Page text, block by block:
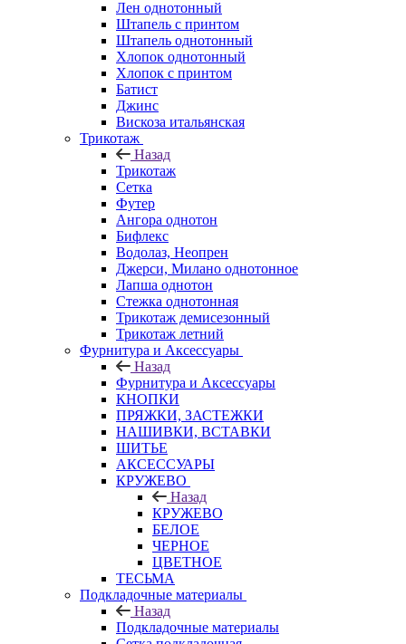
Лен однотонный
Штапель с принтом
Штапель однотонный
Хлопок однотонный
Хлопок с принтом
Батист
Джинс
Вискоза итальянская
Трикотаж
Назад
Трикотаж
Сетка
Футер
Ангора однотон
Бифлекс
Водолаз, Неопрен
Джерси, Милано однотонное
Лапша однотон
Стежка однотонная
Трикотаж демисезонный
Трикотаж летний
Фурнитура и Аксессуары
Назад
Фурнитура и Аксессуары
КНОПКИ
ПРЯЖКИ, ЗАСТЕЖКИ
НАШИВКИ, ВСТАВКИ
ШИТЬЕ
АКСЕССУАРЫ
КРУЖЕВО
Назад
КРУЖЕВО
БЕЛОЕ
ЧЕРНОЕ
ЦВЕТНОЕ
ТЕСЬМА
Подкладочные материалы
Назад
Подкладочные материалы